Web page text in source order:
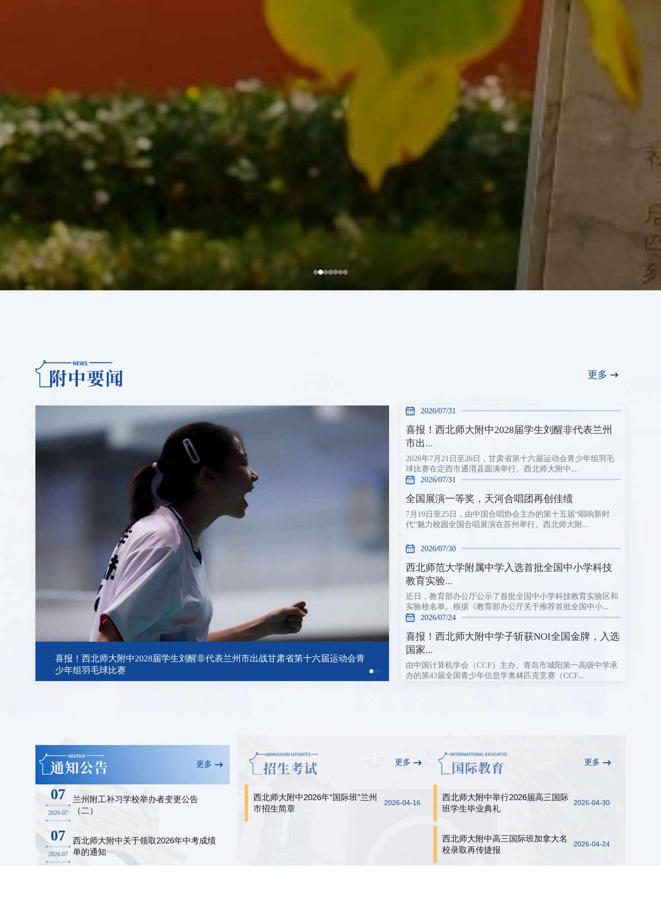
更多
全国展演一等奖，天河合唱团再创佳绩
2026/07/31
2026/07/31
喜报！西北师大附中2028届学生刘醒非代表兰州
市出...
2026年7月21日至26日，甘肃省第十六届运动会青少年组羽毛
球比赛在定西市通渭县圆满举行。西北师大附中...
2026/07/31
全国展演一等奖，天河合唱团再创佳绩
7月19日至25日，由中国合唱协会主办的第十五届“唱响新时
代”魅力校园全国合唱展演在苏州举行。西北师大附...
2026/07/30
西北师范大学附属中学入选首批全国中小学科技
教育实验...
近日，教育部办公厅公示了首批全国中小学科技教育实验区和
实验校名单。根据《教育部办公厅关于推荐首批全国中小...
2026/07/24
喜报！西北师大附中学子斩获NOI全国金牌，入选
国家...
由中国计算机学会（CCF）主办、青岛市城阳第一高级中学承
办的第43届全国青少年信息学奥林匹克竞赛（CCF...
更多
07
2026-07
兰州附工补习学校举办者变更公告
（二）
07
2026-07
西北师大附中关于领取2026年中考成绩
单的通知
更多
西北师大附中2026年“国际班”兰州
市招生简章
2026-04-16
更多
西北师大附中举行2026届高三国际
班学生毕业典礼
2026-04-30
西北师大附中高三国际班加拿大名
校录取再传捷报
2026-04-24